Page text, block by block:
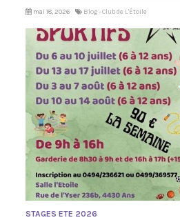
mai 18, 2026 Blog - Club de L'Étoile
STAGES ETE 2026